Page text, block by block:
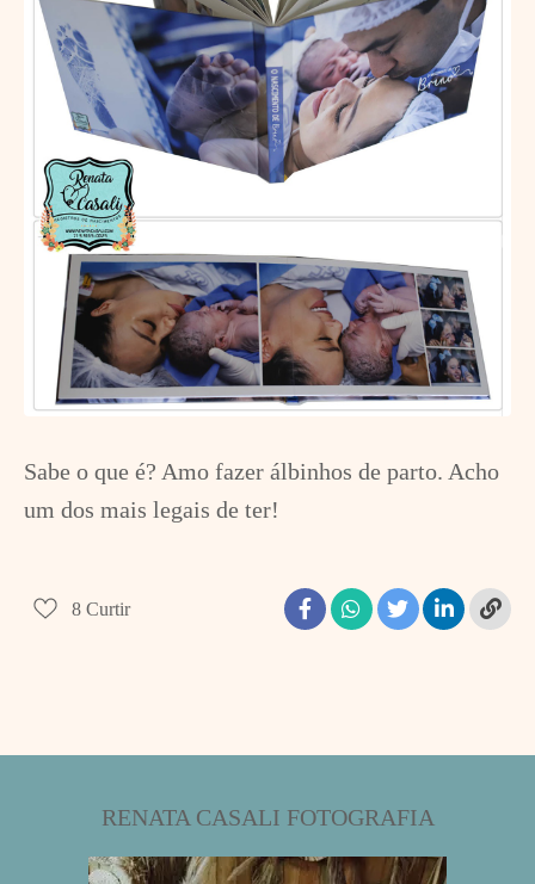
Sabe o que é? Amo fazer álbinhos de parto. Acho
um dos mais legais de ter!
8 Curtir
RENATA CASALI FOTOGRAFIA